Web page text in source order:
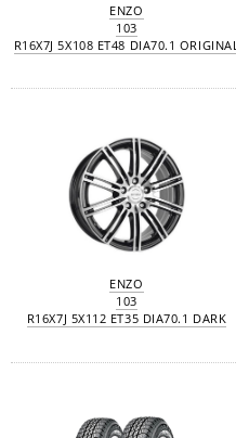
ENZO
103
R16X7J 5X108 ET48 DIA70.1 ORIGINAL
ENZO
103
R16X7J 5X112 ET35 DIA70.1 DARK